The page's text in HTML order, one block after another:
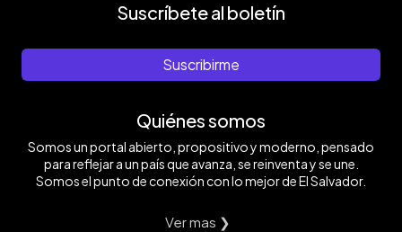
Suscríbete al boletín
Suscribirme
Quiénes somos
Somos un portal abierto, propositivo y moderno, pensado
para reflejar a un país que avanza, se reinventa y se une.
Somos el punto de conexión con lo mejor de El Salvador.
Ver mas ❯